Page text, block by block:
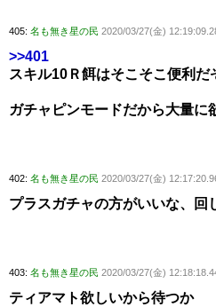
405: 名も無き星の民 2020/03/27(金)
>>401
スキル10Ｒ餌はそこそこ便利だ
ガチャピンモードだから大量に
402: 名も無き星の民 2020/03/27(金)
プラスガチャの方がいいな、回
403: 名も無き星の民 2020/03/27(金)
ティアマト欲しいから待つか